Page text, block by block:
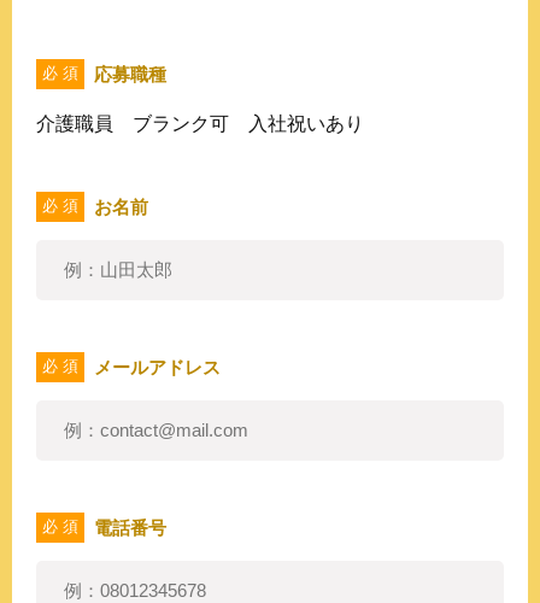
必 須 応募職種
介護職員 ブランク可 入社祝いあり
必 須 お名前
必 須 メールアドレス
必 須 電話番号